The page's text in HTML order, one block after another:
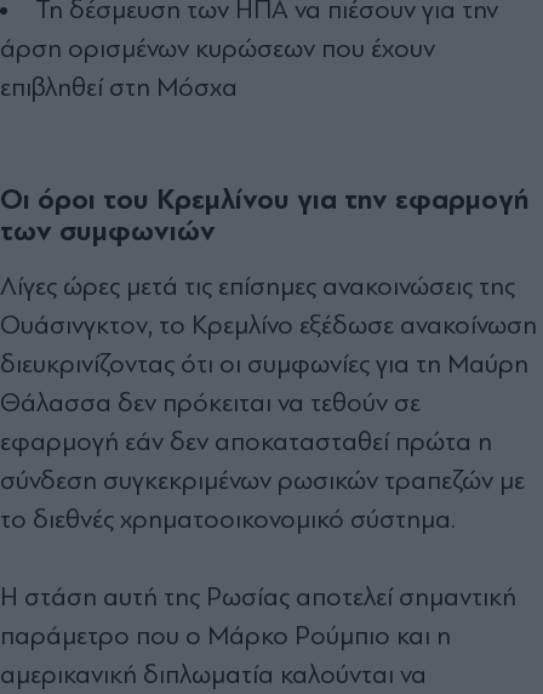
Τη δέσμευση των ΗΠΑ να πιέσουν για την
άρση ορισμένων κυρώσεων που έχουν
επιβληθεί στη Μόσχα
Οι όροι του Κρεμλίνου για την εφαρμογή
των συμφωνιών
Λίγες ώρες μετά τις επίσημες ανακοινώσεις της
Ουάσινγκτον, το Κρεμλίνο εξέδωσε ανακοίνωση
διευκρινίζοντας ότι οι συμφωνίες για τη Μαύρη
Θάλασσα δεν πρόκειται να τεθούν σε
εφαρμογή εάν δεν αποκατασταθεί πρώτα η
σύνδεση συγκεκριμένων ρωσικών τραπεζών με
το διεθνές χρηματοοικονομικό σύστημα.
Η στάση αυτή της Ρωσίας αποτελεί σημαντική
παράμετρο που ο Μάρκο Ρούμπιο και η
αμερικανική διπλωματία καλούνται να